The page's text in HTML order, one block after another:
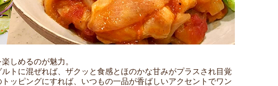
しめるのが魅力。
トに混ぜれば、ザクッと食感とほのかな甘みがプラスされ目覚
ッピングにすれば、いつもの一品が香ばしいアクセントでワン